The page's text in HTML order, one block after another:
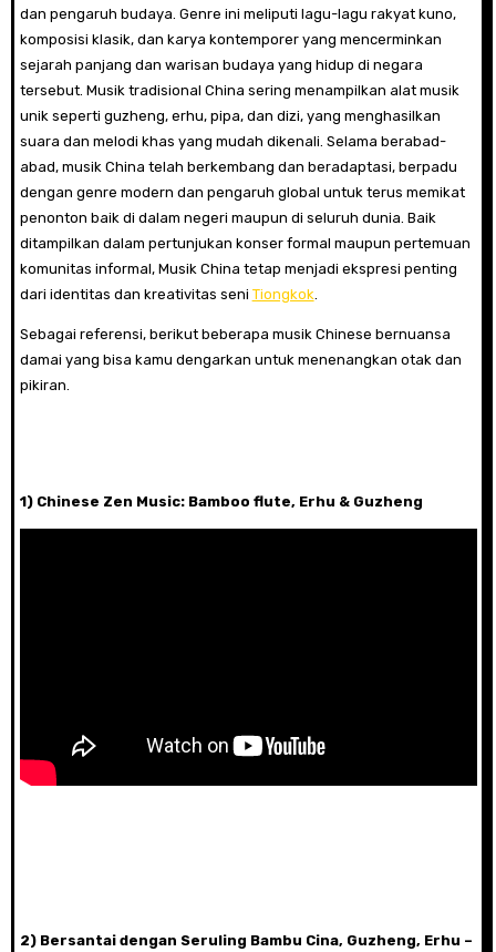
dan pengaruh budaya. Genre ini meliputi lagu-lagu rakyat kuno,
komposisi klasik, dan karya kontemporer yang mencerminkan
sejarah panjang dan warisan budaya yang hidup di negara
tersebut. Musik tradisional China sering menampilkan alat musik
unik seperti guzheng, erhu, pipa, dan dizi, yang menghasilkan
suara dan melodi khas yang mudah dikenali. Selama berabad-
abad, musik China telah berkembang dan beradaptasi, berpadu
dengan genre modern dan pengaruh global untuk terus memikat
penonton baik di dalam negeri maupun di seluruh dunia. Baik
ditampilkan dalam pertunjukan konser formal maupun pertemuan
komunitas informal, Musik China tetap menjadi ekspresi penting
dari identitas dan kreativitas seni Tiongkok.
Sebagai referensi, berikut beberapa musik Chinese bernuansa
damai yang bisa kamu dengarkan untuk menenangkan otak dan
pikiran.
1) Chinese Zen Music: Bamboo flute, Erhu & Guzheng
2) Bersantai dengan Seruling Bambu Cina, Guzheng, Erhu –